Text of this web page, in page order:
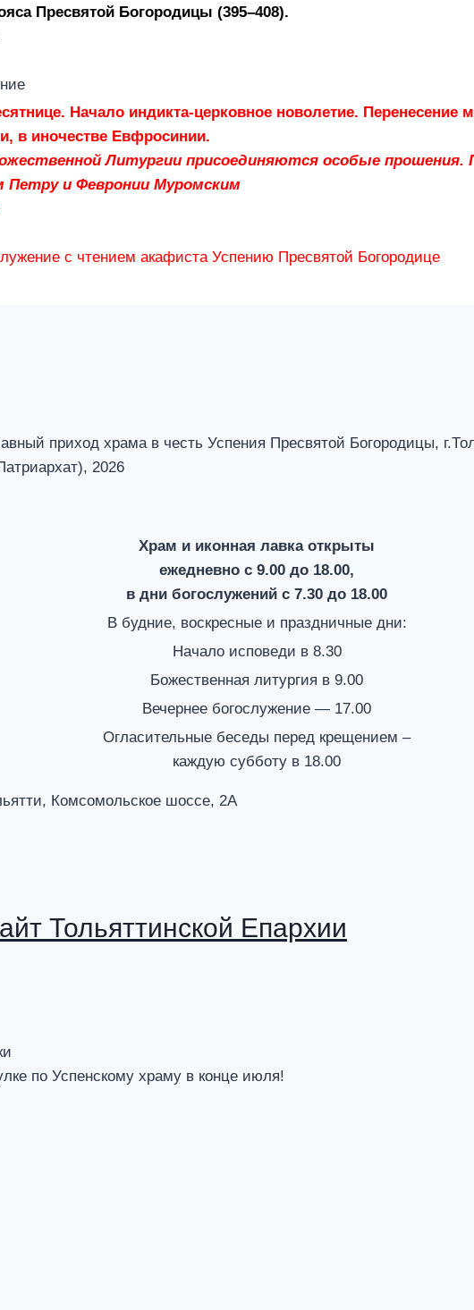
Пресвятой Богородицы (395–408).
Начало индикта-церковное новолетие. Перенесение
в иночестве Евфросинии.
Литургии присоединяются особые
и Февронии Муромским
с чтением акафиста Успению Пресвятой Богородице
приход храма в честь Успения Пресвятой Богородицы,
2026
Храм и иконная лавка открыты
ежедневно с 9.00 до 18.00,
в дни богослужений с 7.30 до 18.00
В будние, воскресные и праздничные дни:
Начало исповеди в 8.30
Божественная литургия в 9.00
Вечернее богослужение — 17.00
Огласительные беседы перед крещением –
каждую субботу в 18.00
Комсомольское шоссе, 2А
Тольяттинской Епархии
по Успенскому храму в конце июля!